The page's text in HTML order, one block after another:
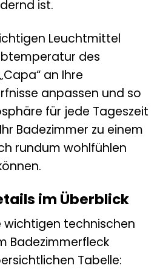
ist.
Leuchtmittel
des
an Ihre
anpassen und so
für jede Tageszeit
Badezimmer zu einem
rundum wohlfühlen
im Überblick
wichtigen technischen
Badezimmerfleck
Tabelle: